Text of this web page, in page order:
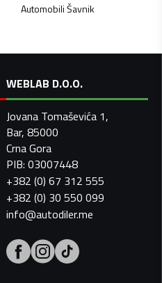
AutomobiliŠavnik
WEBLAB D.O.O.
Jovana Tomaševića 1,
Bar, 85000
Crna Gora
PIB: 03007448
+382 (0) 67 312 555
+382 (0) 30 550 099
info@autodiler.me